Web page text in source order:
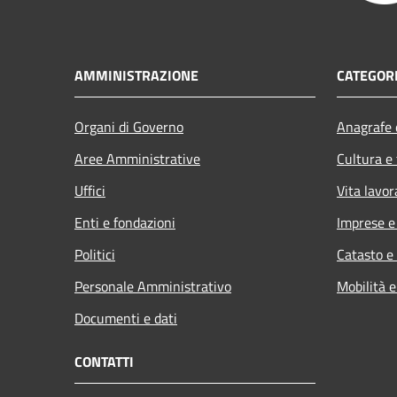
AMMINISTRAZIONE
Organi di Governo
Aree Amministrative
Uffici
Enti e fondazioni
Politici
Personale Amministrativo
Documenti e dati
Cultura
Vita
Imprese
Catasto
Mobilità
CONTATTI